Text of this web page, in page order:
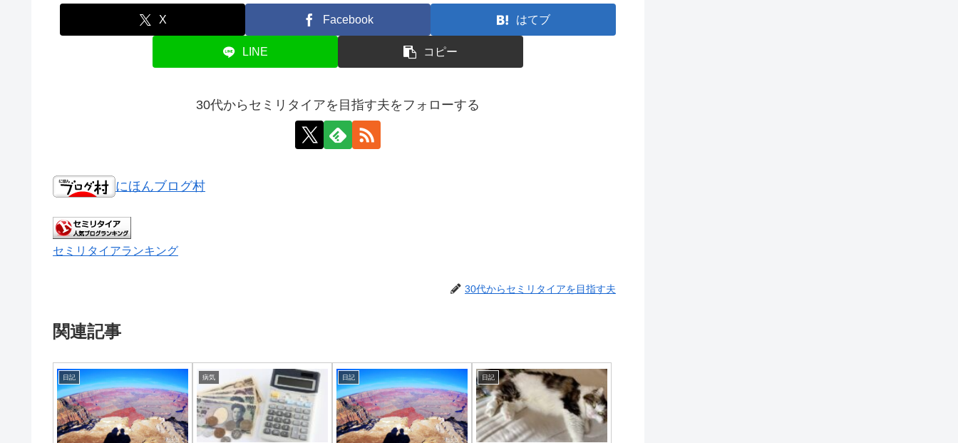
X Facebook はてブ
LINE コピー
30代からセミリタイアを目指す夫をフォローする
にほんブログ村
セミリタイアランキング
30代からセミリタイアを目指す夫
関連記事
日記 病気 日記 日記